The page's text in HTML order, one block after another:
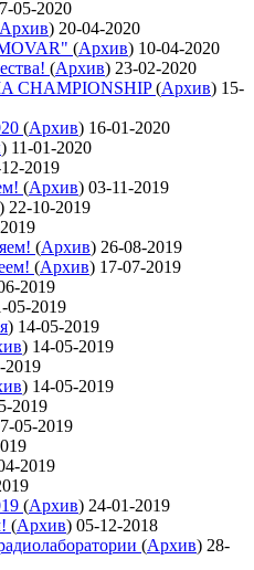
05-2020
Архив) 20-04-2020
(Архив) 10-04-2020
(Архив) 23-02-2020
CHAMPIONSHIP(Архив) 15-
(Архив) 16-01-2020
) 11-01-2020
2019
(Архив) 03-11-2019
) 22-10-2019
(Архив) 26-08-2019
(Архив) 17-07-2019
2019
05-2019
) 14-05-2019
) 14-05-2019
2019
) 14-05-2019
2019
05-2019
2019
(Архив) 24-01-2019
(Архив) 05-12-2018
(Архив) 28-